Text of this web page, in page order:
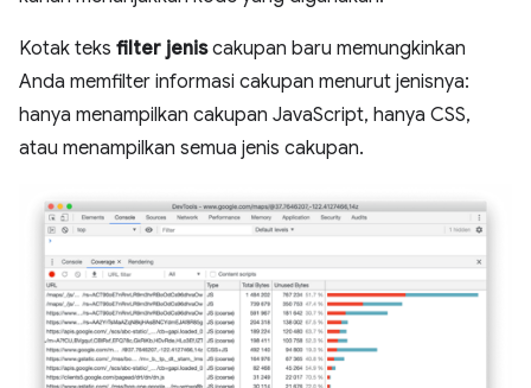
Kotak teks filter jeniscakupan baru memungkinkan
Anda memfilter informasi cakupan menurut jenisnya:
hanya menampilkan cakupan JavaScript, hanya CSS,
atau menampilkan semua jenis cakupan.